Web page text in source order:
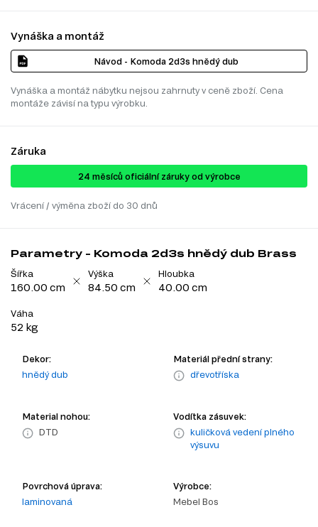
Vynáška a montáž
Návod - Komoda 2d3s hnědý dub
Vynáška a montáž nábytku nejsou zahrnuty v ceně zboží. Cena
montáže závisí na typu výrobku.
Záruka
24 ​​​​měsíců oficiální záruky od výrobce
Vrácení / výměna zboží do 30 dnů
Parametry - Komoda 2d3s hnědý dub Brass
Šířka
160.00 cm
Výška
84.50 cm
Hloubka
40.00 cm
Váha
52 kg
Dekor:
hnědý dub
Materiál přední strany:
dřevotříska
Material nohou:
DTD
Vodítka zásuvek:
kuličková vedení plného
výsuvu
Povrchová úprava:
laminovaná
Výrobce:
Mebel Bos